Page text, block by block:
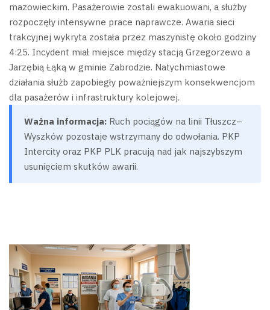
mazowieckim. Pasażerowie zostali ewakuowani, a służby
rozpoczęły intensywne prace naprawcze. Awaria sieci
trakcyjnej wykryta została przez maszynistę około godziny
4:25. Incydent miał miejsce między stacją Grzegorzewo a
Jarzębią Łąką w gminie Zabrodzie. Natychmiastowe
działania służb zapobiegły poważniejszym konsekwencjom
dla pasażerów i infrastruktury kolejowej.
Ważna informacja: Ruch pociągów na linii Tłuszcz–
Wyszków pozostaje wstrzymany do odwołania. PKP
Intercity oraz PKP PLK pracują nad jak najszybszym
usunięciem skutków awarii.